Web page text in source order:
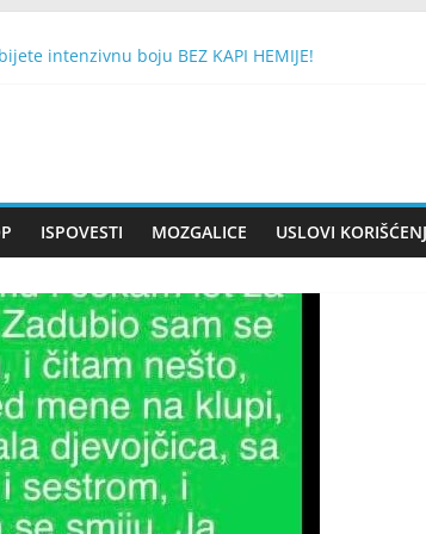
intenzivnu boju BEZ KAPI HEMIJE!
Mobitel
TEŠKU NATO BOMBU SA 430 KG EKSPLOZIVA:
ISPOVESTI MOZGALICE USLOVI